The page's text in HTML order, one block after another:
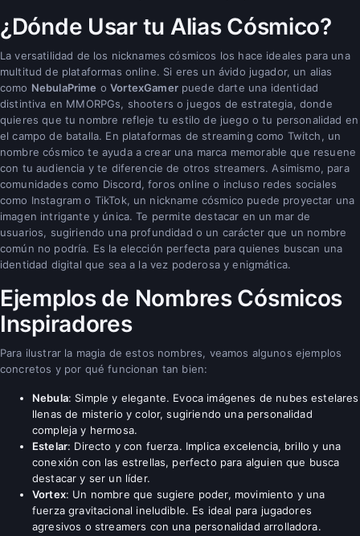
¿Dónde Usar tu Alias Cósmico?
La versatilidad de los nicknames cósmicos los hace ideales para una
multitud de plataformas online. Si eres un ávido jugador, un alias
como NebulaPrime oVortexGamerpuede darte una identidad
distintiva en MMORPGs, shooters o juegos de estrategia, donde
quieres que tu nombre refleje tu estilo de juego o tu personalidad en
el campo de batalla. En plataformas de streaming como Twitch, un
nombre cósmico te ayuda a crear una marca memorable que resuene
con tu audiencia y te diferencie de otros streamers. Asimismo, para
comunidades como Discord, foros online o incluso redes sociales
como Instagram o TikTok, un nickname cósmico puede proyectar una
imagen intrigante y única. Te permite destacar en un mar de
usuarios, sugiriendo una profundidad o un carácter que un nombre
común no podría. Es la elección perfecta para quienes buscan una
identidad digital que sea a la vez poderosa y enigmática.
Ejemplos de Nombres Cósmicos
Inspiradores
Para ilustrar la magia de estos nombres, veamos algunos ejemplos
concretos y por qué funcionan tan bien:
Nebula: Simple y elegante. Evoca imágenes de nubes estelares
llenas de misterio y color, sugiriendo una personalidad
compleja y hermosa.
Estelar: Directo y con fuerza. Implica excelencia, brillo y una
conexión con las estrellas, perfecto para alguien que busca
destacar y ser un líder.
Vortex: Un nombre que sugiere poder, movimiento y una
fuerza gravitacional ineludible. Es ideal para jugadores
agresivos o streamers con una personalidad arrolladora.